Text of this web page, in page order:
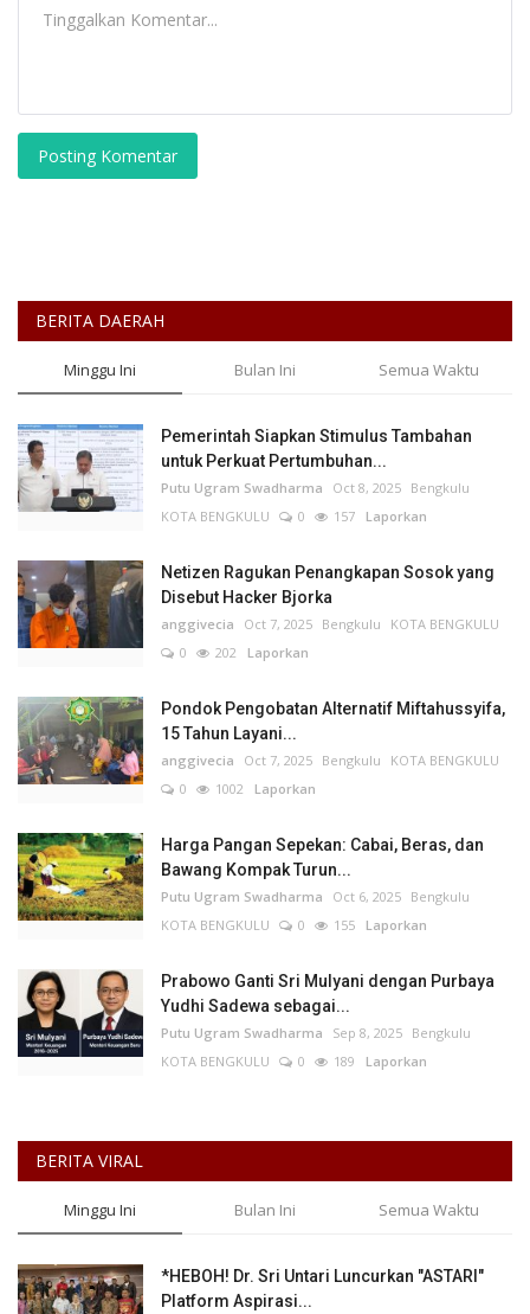
Posting Komentar
BERITA DAERAH
Minggu Ini Bulan Ini Semua Waktu
Pemerintah Siapkan Stimulus Tambahan
untuk Perkuat Pertumbuhan...
Putu Ugram Swadharma Oct 8, 2025 Bengkulu
KOTA BENGKULU
0 157 Laporkan
Netizen Ragukan Penangkapan Sosok yang
Disebut Hacker Bjorka
anggivecia Oct 7, 2025 Bengkulu
KOTA BENGKULU
0
202 Laporkan
Pondok Pengobatan Alternatif Miftahussyifa,
15 Tahun Layani...
anggivecia Oct 7, 2025 Bengkulu
KOTA BENGKULU
0
1002 Laporkan
Harga Pangan Sepekan: Cabai, Beras, dan
Bawang Kompak Turun...
Putu Ugram Swadharma Oct 6, 2025 Bengkulu
KOTA BENGKULU
0 155 Laporkan
Prabowo Ganti Sri Mulyani dengan Purbaya
Yudhi Sadewa sebagai...
Putu Ugram Swadharma Sep 8, 2025 Bengkulu
KOTA BENGKULU
0 189 Laporkan
BERITA VIRAL
Minggu Ini Bulan Ini Semua Waktu
*HEBOH! Dr. Sri Untari Luncurkan "ASTARI"
Platform Aspirasi...